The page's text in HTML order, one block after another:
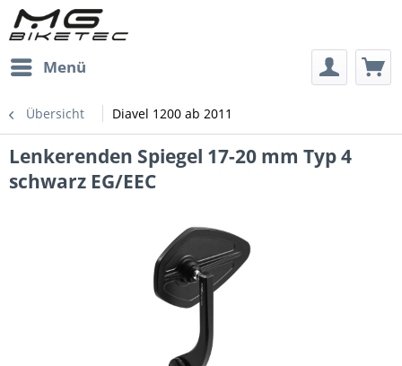
Menü
Übersicht Diavel 1200 ab 2011
Lenkerenden Spiegel 17-20 mm Typ 4
schwarz EG/EEC